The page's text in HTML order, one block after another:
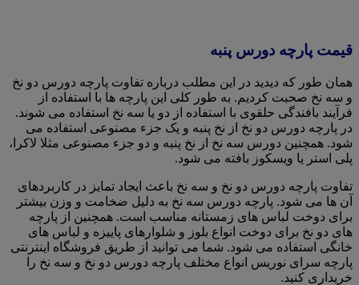
قیمت پارچه دورس پنبه
همان طور که دیدید در این مطلب درباره تفاوت پارچه دورس دو نخ
و سه نخ صحبت کردیم. به طور کلی این پارچه ها با استفاده از
فرآیند بافندگی حلقوی با استفاده از دو یا سه نخ استفاده می شوند.
در پارچه دورس دو نخ از نخ پنبه و یک جزء مصنوعی استفاده می
شود. همچنین دورس سه نخ از نخ پنبه و دو جزء مصنوعی مثلا لاکرا،
پلی استر یا ویسکوز بافته می شود.
تفاوت پارچه دورس دو نخ و سه نخ باعث ایجاد تمایز در کاربردهای
آن ها می شود. پارچه دورس سه نخ به دلیل ضخامت و وزن بیشتر
برای دوخت لباس های زمستانه مناسب است. همچنین از پارچه
های دو نخ برای دوخت انواع بلوز و شلوارهای پاییزه و لباس های
خانگی استفاده می شود. شما می توانید از طریق فروشگاه اینترنتی
پارچه سرای نوریس انواع مختلف پارچه دورس دو نخ و سه نخ را
خریداری کنید.